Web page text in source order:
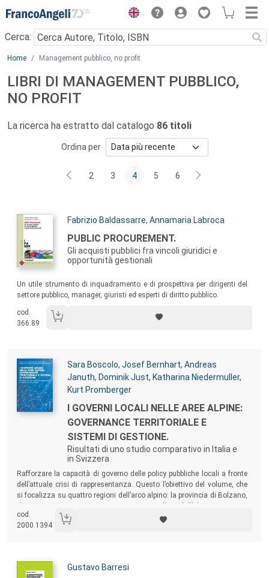
Menu
Cerca:
Main content
Home Management pubblico, no profit
LIBRI DI MANAGEMENT PUBBLICO,
NO PROFIT
La ricerca ha estratto dal catalogo 86 titoli
Ordina per
2 3 4 5 6
Autori:
Fabrizio Baldassarre, Annamaria Labroca
Titolo:
PUBLIC PROCUREMENT.
Gli acquisti pubblici fra vincoli giuridici e
opportunità gestionali
Sommario:
Un utile strumento di inquadramento e di prospettiva per dirigenti del
settore pubblico, manager, giuristi ed esperti di diritto pubblico.
cod.
366.89
Autori:
Sara Boscolo, Josef Bernhart, Andreas
Januth, Dominik Just, Katharina Niedermuller,
Kurt Promberger
Titolo:
I GOVERNI LOCALI NELLE AREE ALPINE:
GOVERNANCE TERRITORIALE E
SISTEMI DI GESTIONE.
Risultati di uno studio comparativo in Italia e
in Svizzera
Sommario:
Rafforzare la capacità di governo delle policy pubbliche locali a fronte
dell’attuale crisi di rappresentanza. Questo l’obiettivo del volume, che
si focalizza su quattro regioni dell’arco alpino: la provincia di Bolzano,
cod.
2000.1394
Autori:
Gustavo Barresi